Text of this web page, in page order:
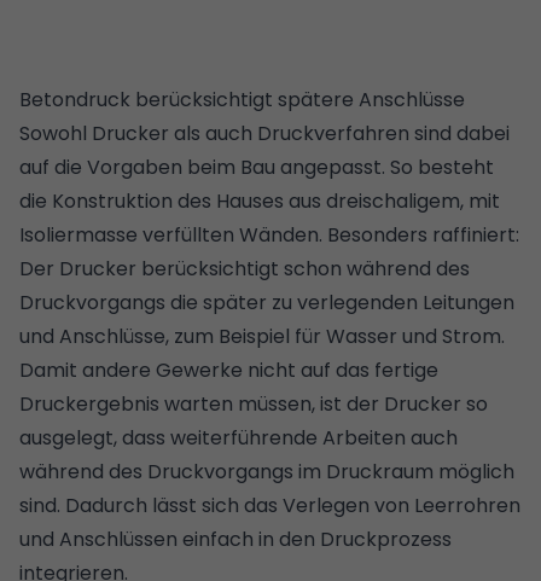
Betondruck berücksichtigt spätere Anschlüsse
Sowohl Drucker als auch Druckverfahren sind dabei
auf die Vorgaben beim Bau angepasst. So besteht
die Konstruktion des Hauses aus dreischaligem, mit
Isoliermasse verfüllten Wänden. Besonders raffiniert:
Der Drucker berücksichtigt schon während des
Druckvorgangs die später zu verlegenden Leitungen
und Anschlüsse, zum Beispiel für Wasser und Strom.
Damit andere Gewerke nicht auf das fertige
Druckergebnis warten müssen, ist der Drucker so
ausgelegt, dass weiterführende Arbeiten auch
während des Druckvorgangs im Druckraum möglich
sind. Dadurch lässt sich das Verlegen von Leerrohren
und Anschlüssen einfach in den Druckprozess
integrieren.